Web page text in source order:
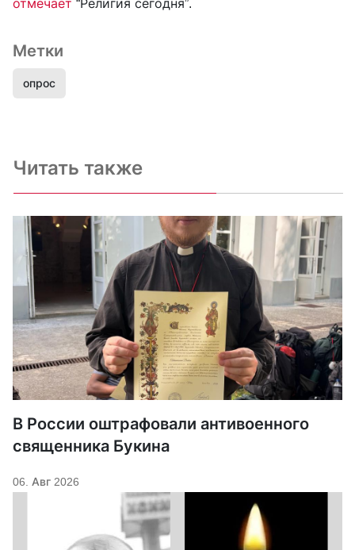
отмечает “Религия сегодня”.
Метки
опрос
Читать также
В России оштрафовали антивоенного
священника Букина
06. Авг 2026